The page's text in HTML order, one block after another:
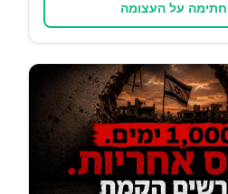
חתימה על העצומה